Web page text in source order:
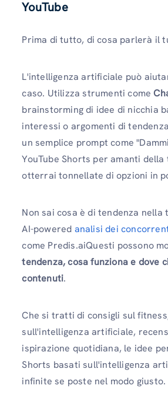
YouTube
Prima di tutto, di cosa parlerà il
L'intelligenza artificiale può
caso. Utilizza strumenti come
brainstorming di idee di nicchia
interessi o argomenti di
un semplice prompt come
YouTube Shorts per amanti della
otterrai tonnellate di opzioni in
Non sai cosa è di tendenza nella
AI-powered analisi dei
come Predis.aiQuesti possono
tendenza, cosa funziona e dove
contenuti.
Che si tratti di consigli sul
sull'intelligenza artificiale,
ispirazione quotidiana, le idee
Shorts basati sull'intelligenza
infinite se poste nel modo giusto.